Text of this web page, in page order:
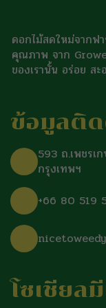
ดอกไม้สดใหม่จากฟ
คุณภาพ จาก
ของเรานั้น อร่อย ส
ข้อมูลติด
593 ถ.เพชรเ
กรุงเทพฯ
+66 80 519
โซเชียล